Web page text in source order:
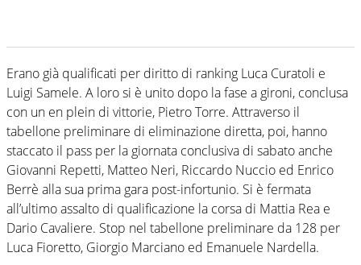
Erano già qualificati per diritto di ranking Luca Curatoli e
Luigi Samele. A loro si è unito dopo la fase a gironi, conclusa
con un en plein di vittorie, Pietro Torre. Attraverso il
tabellone preliminare di eliminazione diretta, poi, hanno
staccato il pass per la giornata conclusiva di sabato anche
Giovanni Repetti, Matteo Neri, Riccardo Nuccio ed Enrico
Berrè alla sua prima gara post-infortunio. Si è fermata
all’ultimo assalto di qualificazione la corsa di Mattia Rea e
Dario Cavaliere. Stop nel tabellone preliminare da 128 per
Luca Fioretto, Giorgio Marciano ed Emanuele Nardella.